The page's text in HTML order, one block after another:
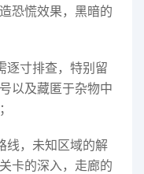
恐慌效果，黑暗的
逐寸排查，特别留
以及藏匿于杂物中
线，未知区域的解
卡的深入，走廊的